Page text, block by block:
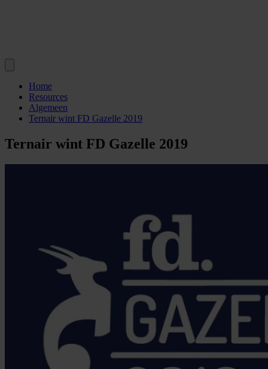
Home
Resources
Algemeen
Ternair wint FD Gazelle 2019
Ternair wint FD Gazelle 2019